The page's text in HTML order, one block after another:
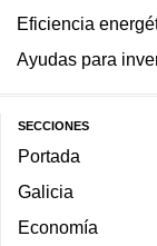
Eficiencia
Ayudas para
SECCIONES
Portada
Galicia
Economía